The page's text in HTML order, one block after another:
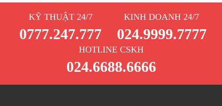
KỸ THUẬT 24/7
0777.247.777
KINH DOANH 24/7
024.9999.7777
HOTLINE CSKH
024.6688.6666